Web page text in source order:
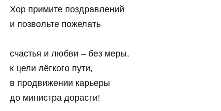
Хор примите поздравлений
и позвольте пожелать
счастья и любви – без меры,
к цели лёгкого пути,
в продвижении карьеры
до министра дорасти!